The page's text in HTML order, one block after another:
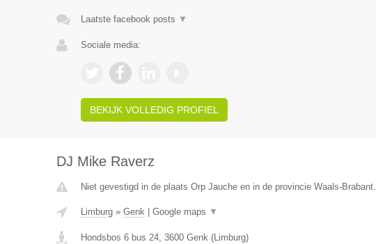
Laatste facebook posts ▼
Sociale media:
BEKIJK VOLLEDIG PROFIEL
DJ Mike Raverz
Niet gevestigd in de plaats Orp Jauche en in de provincie Waals-Brabant.
Limburg» Genk| Google maps ▼
Hondsbos 6 bus 24, 3600 Genk(Limburg)